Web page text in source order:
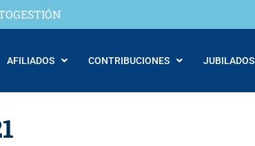
AFILIADOS CONTRIBUCIONES JUBILADOS